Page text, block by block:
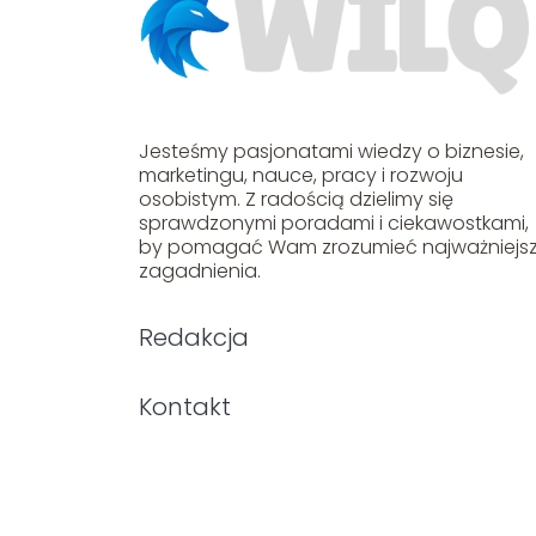
Jesteśmy pasjonatami wiedzy o biznesie,
marketingu, nauce, pracy i rozwoju
osobistym. Z radością dzielimy się
sprawdzonymi poradami i ciekawostkami,
by pomagać Wam zrozumieć
zagadnienia.
Redakcja
Kontakt